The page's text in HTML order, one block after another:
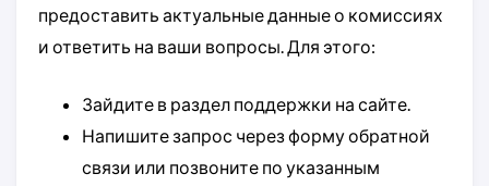
предоставить актуальные данные о комиссиях
и ответить на ваши вопросы. Для этого:
Зайдите в раздел поддержки на сайте.
Напишите запрос через форму обратной
связи или позвоните по указанным